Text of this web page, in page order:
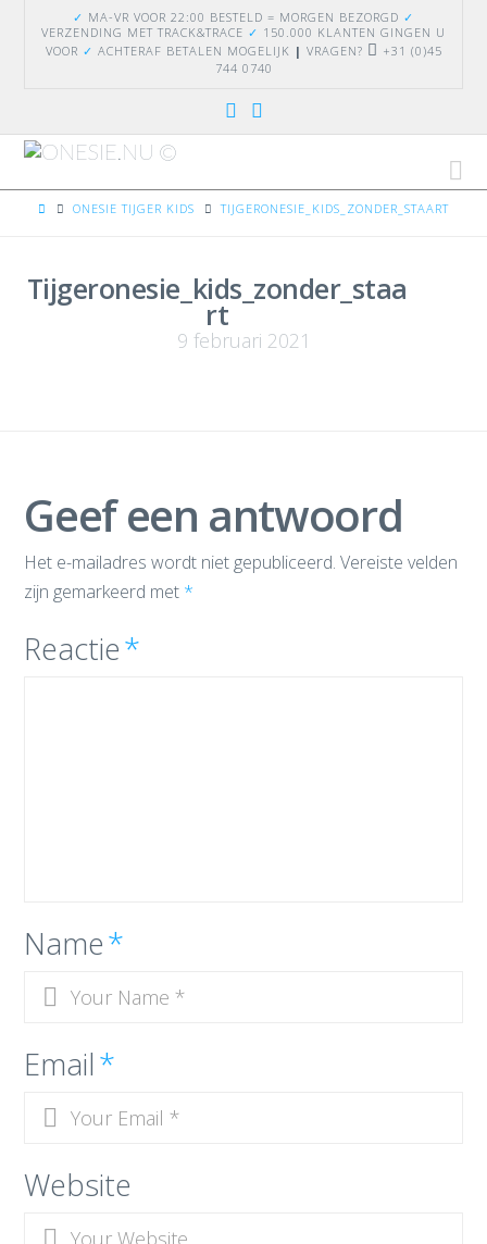
✓ MA-VR VOOR 22:00 BESTELD = MORGEN BEZORGD ✓
VERZENDING MET TRACK&TRACE ✓ 150.000 KLANTEN GINGEN U
VOOR ✓ ACHTERAF BETALEN MOGELIJK | VRAGEN?
+31 (0)45
744 0740
HOMEONESIE TIJGER KIDS TIJGERONESIE_KIDS_ZONDER_STAART
Tijgeronesie_kids_zonder_staa
rt
9 februari 2021
Geef een antwoord
Het e-mailadres wordt niet gepubliceerd. Vereiste velden
zijn gemarkeerd met *
Reactie*
Name*
Email*
Website